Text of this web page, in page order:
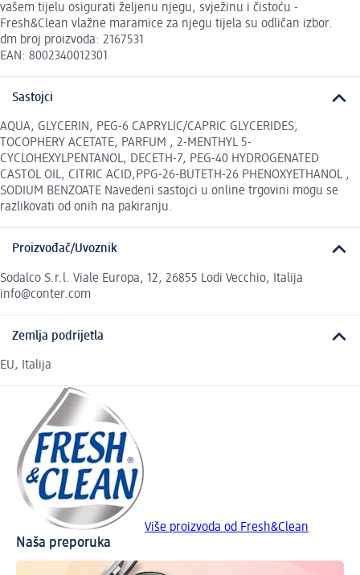
vašem tijelu osigurati željenu njegu, svježinu i čistoću -
Fresh&Clean vlažne maramice za njegu tijela su odličan izbor.
dm broj proizvoda: 2167531
EAN: 8002340012301
Sastojci
AQUA, GLYCERIN, PEG-6 CAPRYLIC/CAPRIC GLYCERIDES,
TOCOPHERY ACETATE, PARFUM , 2-MENTHYL 5-
CYCLOHEXYLPENTANOL, DECETH-7, PEG-40 HYDROGENATED
CASTOL OIL, CITRIC ACID,PPG-26-BUTETH-26 PHENOXYETHANOL ,
SODIUM BENZOATE Navedeni sastojci u online trgovini mogu se
razlikovati od onih na pakiranju.
Proizvođač/Uvoznik
Sodalco S.r.l. Viale Europa, 12, 26855 Lodi Vecchio, Italija
info@conter.com
Zemlja podrijetla
EU, Italija
Više proizvoda od Fresh&Clean
Naša preporuka